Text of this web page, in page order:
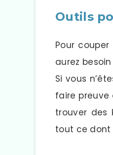
Outils
Pour
aurez
Si vous
faire preuve
trouver des
tout ce dont